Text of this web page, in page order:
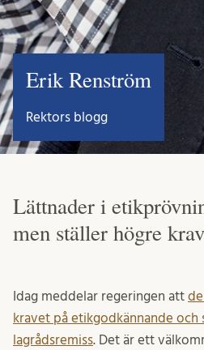
Erik Renström
Rektors blogg
Lättnader i
men ställer högre
Idag meddelar regeringen att
kravet på etikgodkännande och
lagrådsremiss. Det är ett